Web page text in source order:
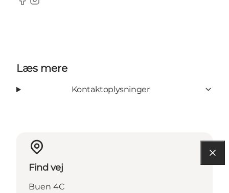
Facebook
Instagram
Læs mere
Kontaktoplysninger
Find vej
Buen 4C